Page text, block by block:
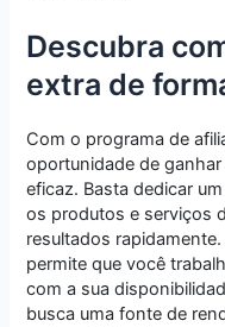
Descubra
extra de
Com o programa de
oportunidade de
eficaz. Basta dedicar
os produtos e serviços
resultados
permite que você
com a sua
busca uma fonte de